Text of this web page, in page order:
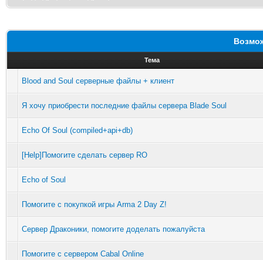
Тема
Blood and Soul серверные файлы + клиент
Я хочу приобрести последние файлы сервера Blade Soul
Echo Of Soul (compiled+api+db)
[Help]Помогите сделать сервер RO
Echo of Soul
Помогите с покупкой игры Arma 2 Day Z!
Сервер Драконики, помогите доделать пожалуйста
Помогите с сервером Cabal Online